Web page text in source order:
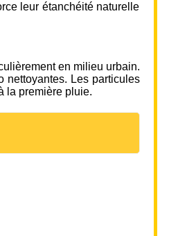
leur étanchéité naturelle
en milieu urbain.
nettoyantes. Les particules
la première pluie.